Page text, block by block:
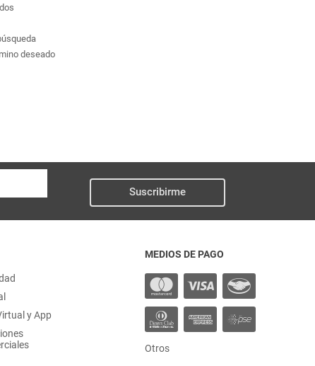
deseado
Suscribirme
y App
MEDIOS DE PAGO
Otros